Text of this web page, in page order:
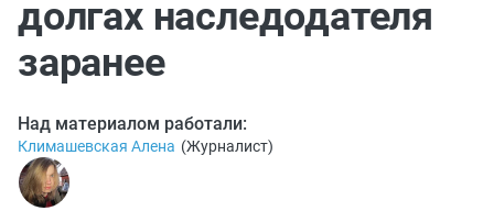
долгах наследодателя
заранее
Над материалом работали:
Климашевская Алена (Журналист)